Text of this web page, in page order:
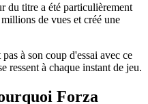
du titre a été particulièrement
de vues et créé une
à son coup d'essai avec ce
ressent à chaque instant de jeu.
Forza